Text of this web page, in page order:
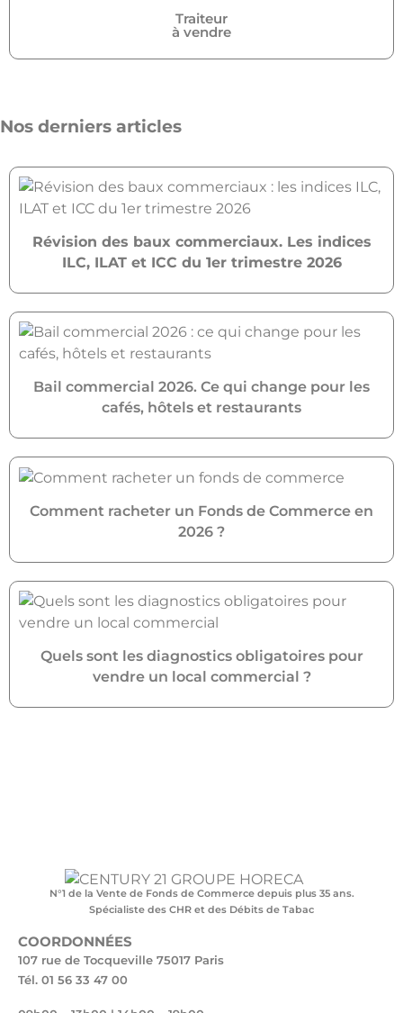
Traiteur
à vendre
Nos derniers articles
Révision des baux commerciaux. Les indices
ILC, ILAT et ICC du 1er trimestre 2026
Bail commercial 2026. Ce qui change pour les
cafés, hôtels et restaurants
Comment racheter un Fonds de Commerce en
2026 ?
Quels sont les diagnostics obligatoires pour
vendre un local commercial ?
N°1 de la Vente de Fonds de Commerce depuis plus 35 ans.
Spécialiste des CHR et des Débits de Tabac
COORDONNÉES
107 rue de Tocqueville 75017 Paris
Tél. 01 56 33 47 00